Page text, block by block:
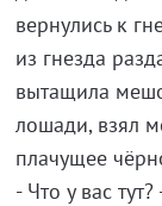
вернулись к
из гнезда
вытащила
лошади, взял
плачущее
- Что у вас